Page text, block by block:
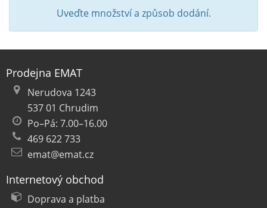
Uveďte množství a způsob dodání.
Prodejna EMAT
Nerudova 1243
537 01 Chrudim
Po–Pá: 7.00–16.00
469 622 733
emat@emat.cz
Internetový obchod
Doprava a platba